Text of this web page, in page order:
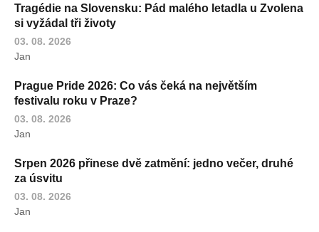
Tragédie na Slovensku: Pád malého letadla u Zvolena
si vyžádal tři životy
03. 08. 2026
Jan
Prague Pride 2026: Co vás čeká na největším
festivalu roku v Praze?
03. 08. 2026
Jan
Srpen 2026 přinese dvě zatmění: jedno večer, druhé
za úsvitu
03. 08. 2026
Jan